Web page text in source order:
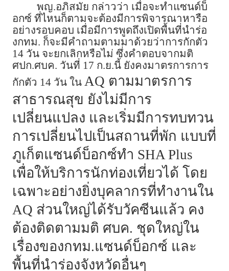
พญ.อภิสมัย กล่าวว่า เมื่อจะทำแซนด์บ็
อกซ์ ที่ไหนก็ตามจะต้องมีการพิจารณาหารือ
อย่างรอบคอบ เมื่อมีการพูดถึงเปิดพื้นที่นำร่อ
งกทม. ก็จะมีคำถามตามมาด้วยว่าการกักตัว
14 วัน จะยกเลิกหรือไม่ ซึ่งคำตอบจากมติ
ศปก.ศบค. วันที่ 17 ก.ย.นี้ ยังคงมาตรการการ
กักตัว 14 วัน ใน AQ ตามมาตรการ
สาธารณสุข ยังไม่มีการ
เปลี่ยนแปลง และเริ่มมีการทบทวน
การเปลี่ยนไปเป็นสถานที่พัก แบบที่
ภูเก็ตแซนด์บ็อกซ์ทำ SHA Plus
เพื่อให้บริการนักท่องเที่ยวได้ โดย
เฉพาะอย่างยิ่งบุคลากรที่ทำงานใน
AQ ส่วนใหญ่ได้รับวัคซีนแล้ว คง
ต้องติดตามมติ ศบค. ชุดใหญ่ใน
เรื่องของกทม.แซนด์บ็อกซ์ และ
พื้นที่นำร่องจังหวัดอื่นๆ